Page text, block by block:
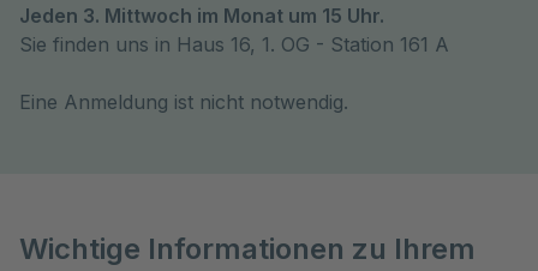
Jeden 3. Mittwoch im Monat um 15 Uhr.
Sie finden uns in Haus 16, 1. OG - Station 161 A
Eine Anmeldung ist nicht notwendig.
Wichtige Informationen zu Ihrem